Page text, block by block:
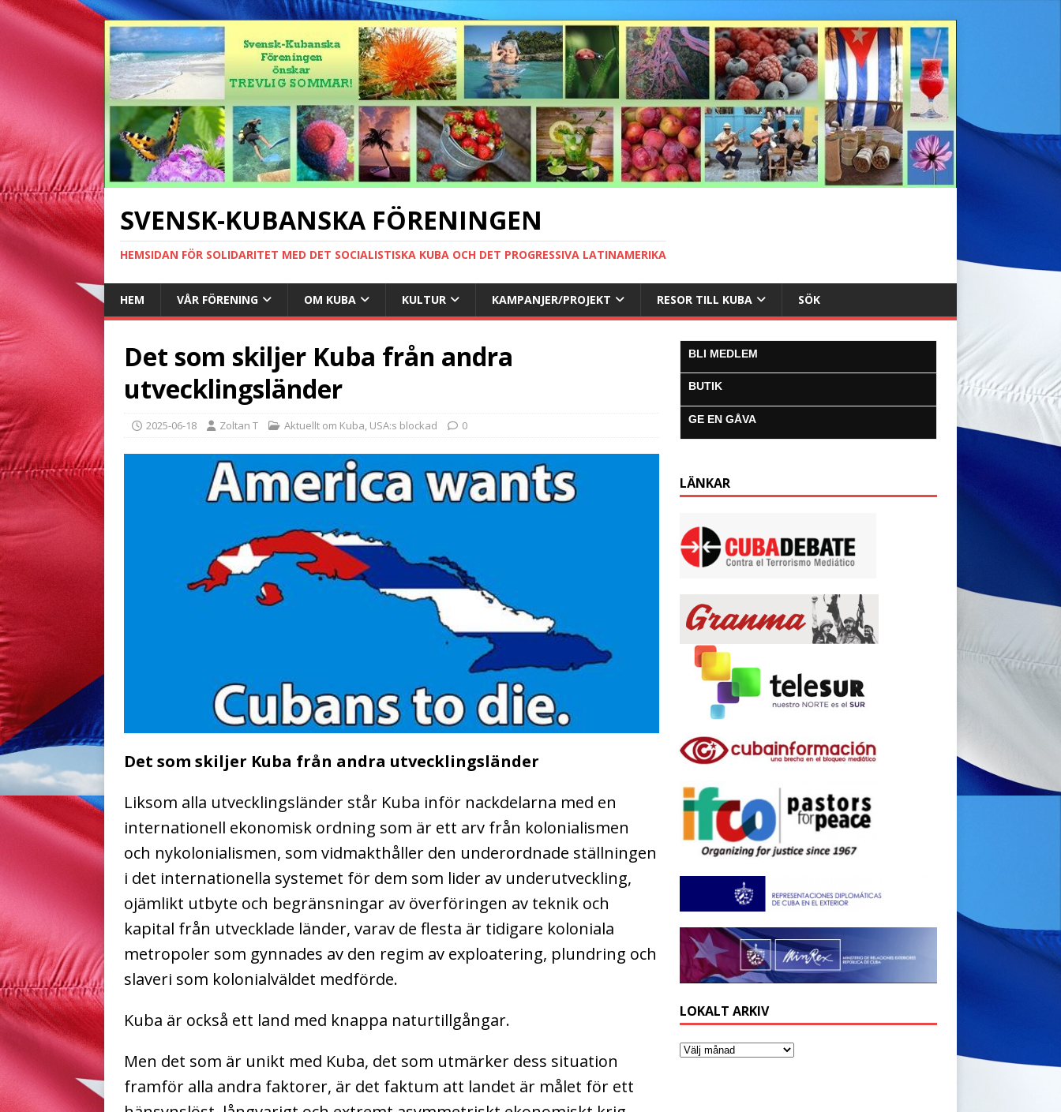
SVENSK-KUBANSKA FÖRENINGEN
HEMSIDAN FÖR SOLIDARITET MED DET SOCIALISTISKA KUBA OCH DET PROGRESSIVA LATINAMERIKA
HEM VÅR FÖRENING OM KUBA KULTUR KAMPANJER/PROJEKT RESOR TILL KUBA SÖK
Det som skiljer Kuba från andra
utvecklingsländer
2025-06-18 Zoltan T Aktuellt om Kuba, USA:s blockad 0
Det som skiljer Kuba från andra utvecklingsländer
Liksom alla utvecklingsländer står Kuba inför nackdelarna med en
internationell ekonomisk ordning som är ett arv från kolonialismen
och nykolonialismen, som vidmakthåller den underordnade ställningen
i det internationella systemet för dem som lider av underutveckling,
ojämlikt utbyte och begränsningar av överföringen av teknik och
kapital från utvecklade länder, varav de flesta är tidigare koloniala
metropoler som gynnades av den regim av exploatering, plundring och
slaveri som kolonialväldet medförde.
Kuba är också ett land med knappa naturtillgångar.
Men det som är unikt med Kuba, det som utmärker dess situation
framför alla andra faktorer, är det faktum att landet är målet för ett
BLI MEDLEM
BUTIK
GE EN GÅVA
LÄNKAR
LOKALT ARKIV